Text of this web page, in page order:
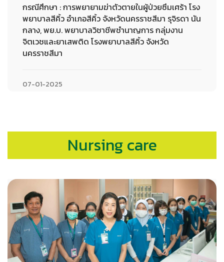
กรณีศึกษา : การพยายามฆ่าตัวตายในผู้ป่วยซึมเศร้า โรง
พยาบาลสีคิ้ว อำเภอสีคิ้ว จังหวัดนครราชสีมา รุจิรดา นัน
กลาง, พย.บ. พยาบาลวิชาชีพชำนาญการ กลุ่มงาน
จิตเวชและยาเสพติด โรงพยาบาลสีคิ้ว จังหวัด
นครราชสีมา
07-01-2025
Nursing care